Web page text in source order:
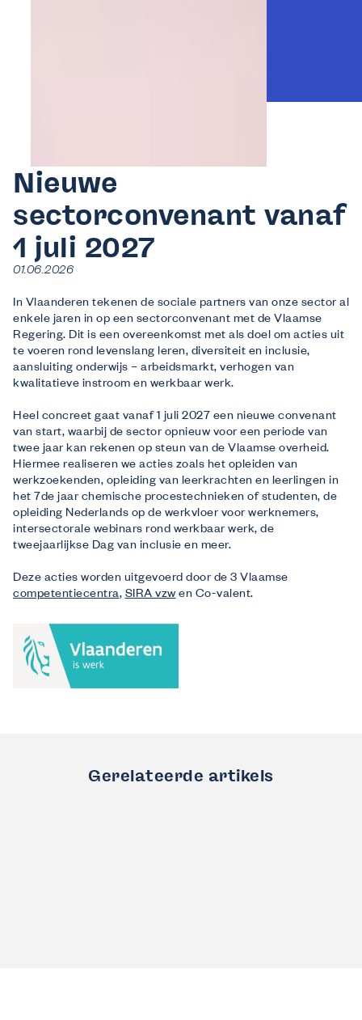
Nieuwe
sectorconvenant vanaf
1 juli 2027
01.06.2026
In Vlaanderen tekenen de sociale partners van onze sector al
enkele jaren in op een sectorconvenant met de Vlaamse
Regering. Dit is een overeenkomst met als doel om acties uit
te voeren rond levenslang leren, diversiteit en inclusie,
aansluiting onderwijs – arbeidsmarkt, verhogen van
kwalitatieve instroom en werkbaar werk.
Heel concreet gaat vanaf 1 juli 2027 een nieuwe convenant
van start, waarbij de sector opnieuw voor een periode van
twee jaar kan rekenen op steun van de Vlaamse overheid.
Hiermee realiseren we acties zoals het opleiden van
werkzoekenden, opleiding van leerkrachten en leerlingen in
het 7de jaar chemische procestechnieken of studenten, de
opleiding Nederlands op de werkvloer voor werknemers,
intersectorale webinars rond werkbaar werk, de
tweejaarlijkse Dag van inclusie en meer.
Deze acties worden uitgevoerd door de 3 Vlaamse
competentiecentra,SIRA vzwen Co-valent.
Gerelateerde artikels